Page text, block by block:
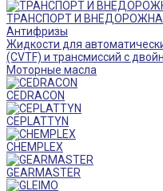
ТРАНСПОРТ И
Антифризы
Жидкости для
(CVTF) и трансмиссий с
Моторные масла
CEDRACON
CEPLATTYN
CHEMPLEX
GEARMASTER